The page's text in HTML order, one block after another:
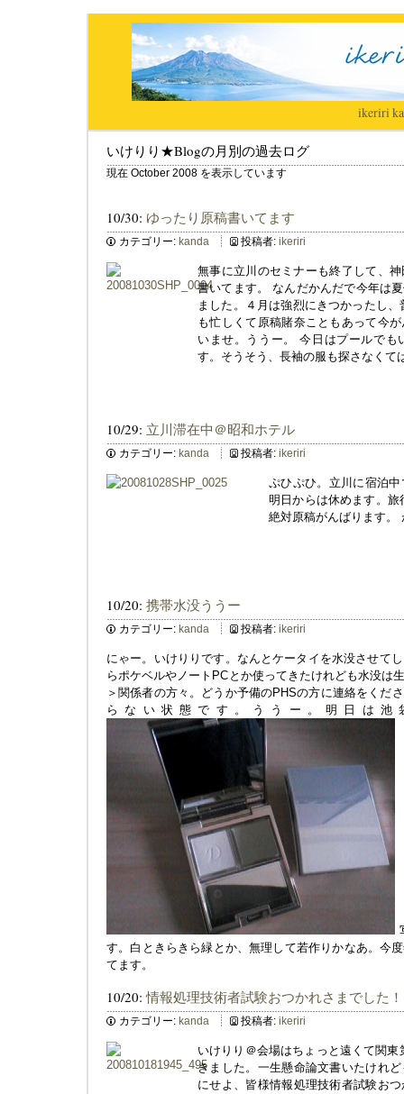
ikeriri|
いけりり★Blogの月別の過去ログ
現在 October 2008 を表示しています
10/30: ゆったり原稿書いてます
カテゴリー: kanda 投稿者: ikeriri
無事に立川のセミナーも終了して、
書いてます。 なんだかんだで今年は
ました。４月は強烈にきつかったし
も忙しくて原稿賭奈こともあって今
いませ。ううー。 今日はプールで
す。そうそう、長袖の服も探さなくて
10/29: 立川滞在中＠昭和ホテル
カテゴリー: kanda 投稿者: ikeriri
ぷひぷひ。立川に宿泊
明日からは休めます。
絶対原稿がんばります。
10/20: 携帯水没ううー
カテゴリー: kanda 投稿者: ikeriri
にゃー。いけりりです。なんとケータイを水没させて
らポケベルやノートPCとか使ってきたけれども水没は
＞関係者の方々。どうか予備のPHSの方に連絡をくだ
らない状態です。ううー。明日は池
す。白ときらきら緑とか、無理して若作りかなあ。今
てます。
10/20:情報処理技術者試験おつかれさまでした！
カテゴリー: kanda 投稿者: ikeriri
いけりり＠会場はちょっと遠くて関
きました。一生懸命論文書いたけれ
にせよ、皆様情報処理技術者試験お